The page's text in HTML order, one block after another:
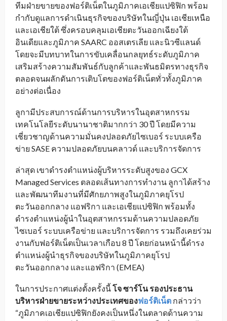
ทีมฝ่ายขายของฟอร์ติเน็ตในภูมิภาคเอเชียแปซิฟิก พร้อม
กำกับดูแลการดำเนินธุรกิจของบริษัทในญี่ปุ่น เอเชียเหนือ
และเอเชียใต้ ซึ่งครอบคลุมเอเชียตะวันออกเฉียงใต้
อินเดียและภูมิภาค SAARC ออสเตรเลีย และนิวซีแลนด์
โดยจะมีบทบาทในการขับเคลื่อนกลยุทธ์ระดับภูมิภาค
เสริมสร้างความสัมพันธ์กับลูกค้าและพันธมิตรทางธุรกิจ
ตลอดจนผลักดันการเติบโตของฟอร์ติเน็ตทั่วทั้งภูมิภาค
อย่างต่อเนื่อง
ลูกามีประสบการณ์ด้านการบริหารในอุตสาหกรรม
เทคโนโลยีระดับนานาชาติมากกว่า 30 ปี โดยมีความ
เชี่ยวชาญด้านความมั่นคงปลอดภัยไซเบอร์ ระบบเครือ
ข่าย SASE ความปลอดภัยบนคลาวด์ และบริการจัดการ
ล่าสุด เขาดำรงตำแหน่งผู้บริหารระดับสูงของ GCX
Managed Services ตลอดเส้นทางการทำงาน ลูกาได้สร้าง
และพัฒนาทีมงานที่มีศักยภาพสูงในภูมิภาคยุโรป
ตะวันออกกลาง แอฟริกา และเอเชียแปซิฟิก พร้อมทั้ง
ดำรงตำแหน่งผู้นำในอุตสาหกรรมด้านความปลอดภัย
ไซเบอร์ ระบบเครือข่าย และบริการจัดการ รวมถึงเคยร่วม
งานกับฟอร์ติเน็ตเป็นเวลาเกือบ 8 ปี โดยก่อนหน้านี้ดำรง
ตำแหน่งผู้นำธุรกิจของบริษัทในภูมิภาคยุโรป
ตะวันออกกลาง และแอฟริกา (EMEA)
ในการประกาศแต่งตั้งครั้งนี้โจ ซาร์โน รองประธาน
บริหารฝ่ายขายระหว่างประเทศของฟอร์ติเน็ต กล่าวว่า
“ภูมิภาคเอเชียแปซิฟิกยังคงเป็นหนึ่งในตลาดด้านความ